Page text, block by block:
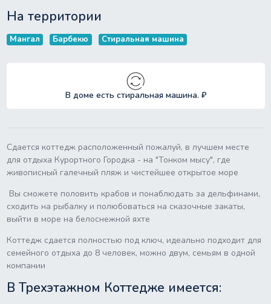
На территории
Мангал Барбекю Стиральная машина
В доме есть стиральная машина. ₽
Сдается коттедж расположенный пожалуй, в лучшем месте
для отдыха Курортного Городка - на "Тонком мысу", где
живописный галечный пляж и чистейшее открытое море
Вы сможете половить крабов и понаблюдать за дельфинами,
сходить на рыбалку и полюбоваться на сказочные закаты,
выйти в море на белоснежной яхте
Коттедж сдается полностью под ключ, идеально подходит для
семейного отдыха до 8 человек, можно двум, семьям в одной
компании
В Трехэтажном Коттедже имеется: